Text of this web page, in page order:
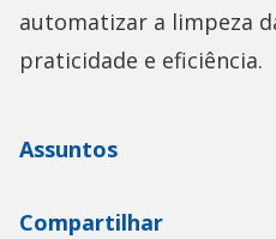
automatizar a limpeza
praticidade e eficiência.
Assuntos
Compartilhar